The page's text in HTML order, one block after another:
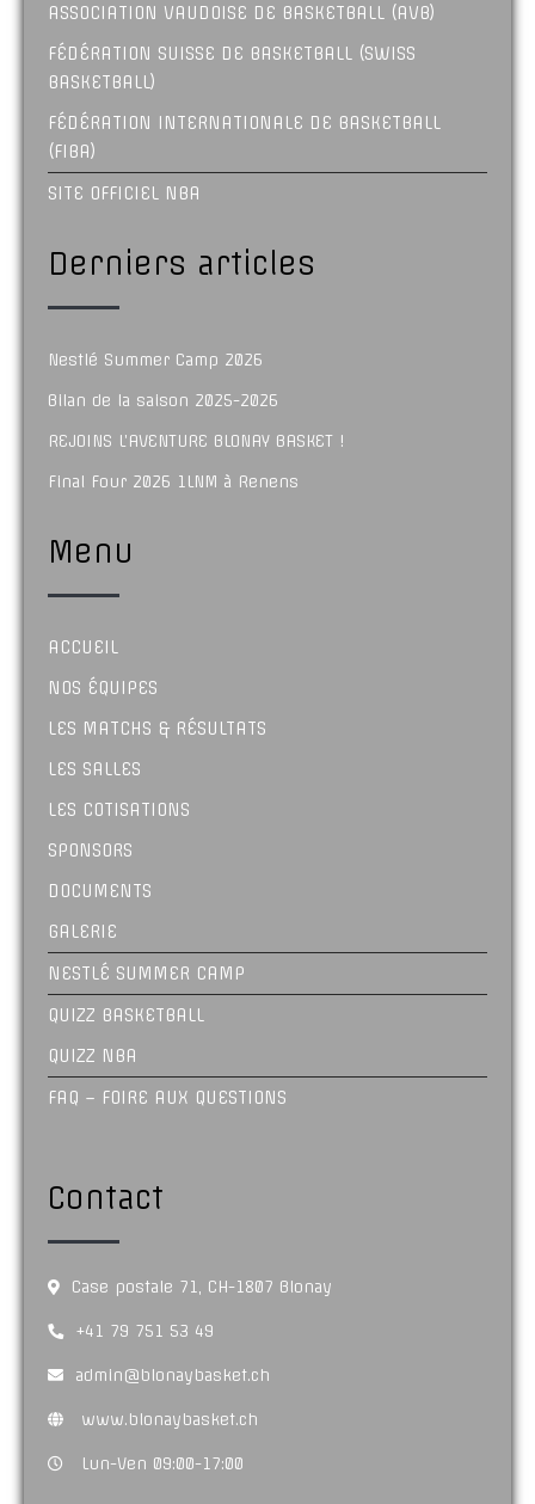
ASSOCIATION VAUDOISE DE BASKETBALL (AVB)
FÉDÉRATION SUISSE DE BASKETBALL (SWISS
BASKETBALL)
FÉDÉRATION INTERNATIONALE DE BASKETBALL
(FIBA)
SITE OFFICIEL NBA
Derniers articles
Nestlé Summer Camp 2026
Bilan de la saison 2025-2026
REJOINS L’AVENTURE BLONAY BASKET !
Final Four 2026 1LNM à Renens
Menu
ACCUEIL
NOS ÉQUIPES
LES MATCHS & RÉSULTATS
LES SALLES
LES COTISATIONS
SPONSORS
DOCUMENTS
GALERIE
NESTLÉ SUMMER CAMP
QUIZZ BASKETBALL
QUIZZ NBA
FAQ – FOIRE AUX QUESTIONS
Contact
Case postale 71, CH-1807 Blonay
+41 79 751 53 49
admin@blonaybasket.ch
www.blonaybasket.ch
Lun-Ven 09:00-17:00